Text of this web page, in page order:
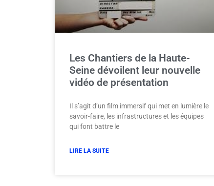
Les Chantiers de la Haute-
Seine dévoilent leur nouvelle
vidéo de présentation
Il s’agit d’un film immersif qui met en lumière le
savoir-faire, les infrastructures et les équipes
qui font battre le
LIRE LA SUITE